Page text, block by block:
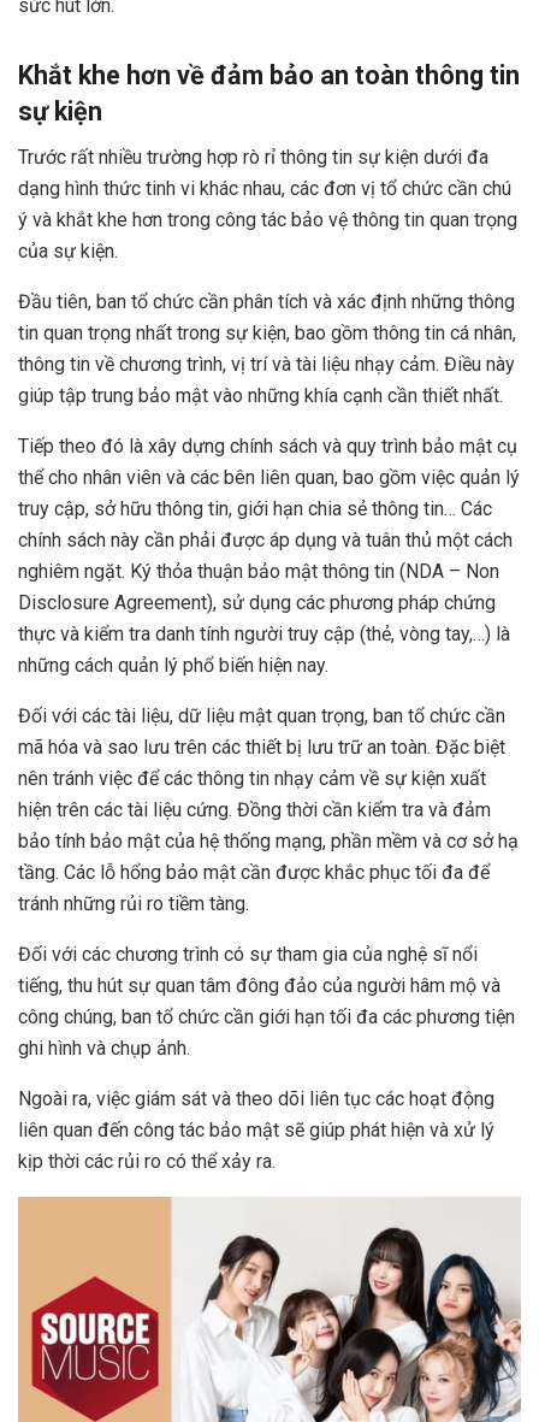
sức hút lớn.
Khắt khe hơn về đảm bảo an toàn thông tin
sự kiện
Trước rất nhiều trường hợp rò rỉ thông tin sự kiện dưới đa
dạng hình thức tinh vi khác nhau, các đơn vị tổ chức cần chú
ý và khắt khe hơn trong công tác bảo vệ thông tin quan trọng
của sự kiện.
Đầu tiên, ban tổ chức cần phân tích và xác định những thông
tin quan trọng nhất trong sự kiện, bao gồm thông tin cá nhân,
thông tin về chương trình, vị trí và tài liệu nhạy cảm. Điều này
giúp tập trung bảo mật vào những khía cạnh cần thiết nhất.
Tiếp theo đó là xây dựng chính sách và quy trình bảo mật cụ
thể cho nhân viên và các bên liên quan, bao gồm việc quản lý
truy cập, sở hữu thông tin, giới hạn chia sẻ thông tin… Các
chính sách này cần phải được áp dụng và tuân thủ một cách
nghiêm ngặt. Ký thỏa thuận bảo mật thông tin (NDA – Non
Disclosure Agreement), sử dụng các phương pháp chứng
thực và kiểm tra danh tính người truy cập (thẻ, vòng tay,…) là
những cách quản lý phổ biến hiện nay.
Đối với các tài liệu, dữ liệu mật quan trọng, ban tổ chức cần
mã hóa và sao lưu trên các thiết bị lưu trữ an toàn. Đặc biệt
nên tránh việc để các thông tin nhạy cảm về sự kiện xuất
hiện trên các tài liệu cứng. Đồng thời cần kiểm tra và đảm
bảo tính bảo mật của hệ thống mạng, phần mềm và cơ sở hạ
tầng. Các lỗ hổng bảo mật cần được khắc phục tối đa để
tránh những rủi ro tiềm tàng.
Đối với các chương trình có sự tham gia của nghệ sĩ nổi
tiếng, thu hút sự quan tâm đông đảo của người hâm mộ và
công chúng, ban tổ chức cần giới hạn tối đa các phương tiện
ghi hình và chụp ảnh.
Ngoài ra, việc giám sát và theo dõi liên tục các hoạt động
liên quan đến công tác bảo mật sẽ giúp phát hiện và xử lý
kịp thời các rủi ro có thể xảy ra.